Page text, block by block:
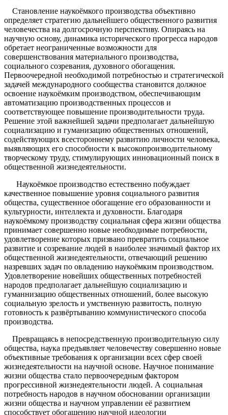
Становление наукоёмкого производства объективно
определяет стратегию дальнейшего общественного развития
человечества на долгосрочную перспективу. Опираясь на
научную основу, динамика исторического прогресса народов
обретает неограниченные возможности для
совершенствования материального производства,
социального созревания, духовного обогащения.
Первоочередной необходимой потребностью и стратегической
задачей международного сообщества становится должное
освоение наукоёмким производством, обеспечивающим
автоматизацию производственных процессов и
соответствующее повышение производительности труда.
Решение этой важнейшей задачи предполагает дальнейшую
социализацию и гуманизацию общественных отношений,
содействующих всестороннему развитию личности человека,
выявляющих его способности к высокопроизводительному
творческому труду, стимулирующих инновационный поиск в
общественной жизнедеятельности.
Наукоёмкое производство естественно побуждает
качественное повышение уровня социального развития
общества, существенное обогащение его образованности и
культурности, интеллекта и духовности. Благодаря
наукоёмкому производству социальная сфера жизни общества
принимает совершенно новые необходимые потребности,
удовлетворение которых призвано превратить социальное
развитие и созревание людей в наиболее значимый фактор их
общественной жизнедеятельности, отвечающий решению
назревших задач по овладению наукоёмким производством.
Удовлетворение новейших общественных потребностей
народов предполагает дальнейшую социализацию и
гуманнизацию общественных отношений, более высокую
социальную зрелость и умственную развитость, полную
готовность к развёртыванию коммунистического способа
производства.
Превращаясь в непосредственную производительную силу
общества, наука предъявляет человечеству совершенно новые
объективные требования к организации всех сфер своей
жизнедеятельности на научной основе. Научное понимание
жизни общества стало первоочередным фактором
прогрессивной жизнедеятельности людей. А социальная
потребность народов в научном обосновании организации
жизни общества и научном управлении её развитием
способствует обогащению научной идеологии